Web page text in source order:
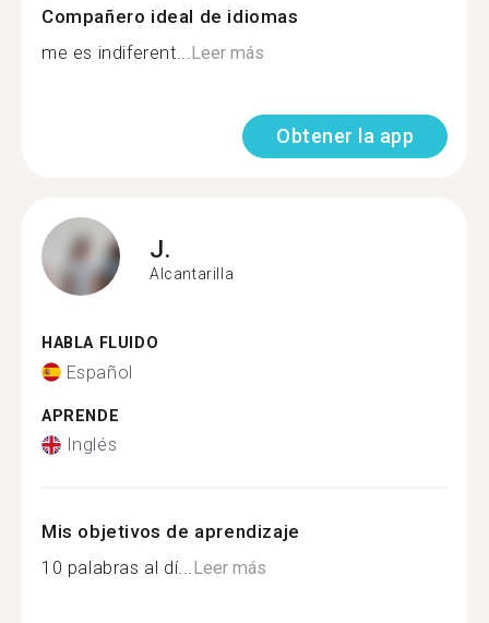
Compañero ideal de idiomas
me es indiferent...Leer más
Obtener la app
J.
Alcantarilla
HABLA FLUIDO
Español
APRENDE
Inglés
Mis objetivos de aprendizaje
10 palabras al dí...Leer más